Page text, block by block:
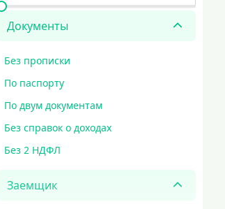
мгновенные кредитные карты
Документы
Без прописки
По паспорту
По двум документам
Без справок о доходах
Без 2 НДФЛ
Заемщик